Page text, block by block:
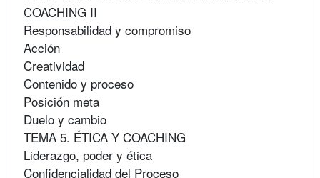
COACHING II
Responsabilidad y compromiso
Acción
Creatividad
Contenido y proceso
Posición meta
Duelo y cambio
TEMA 5. ÉTICA Y COACHING
Liderazgo, poder y ética
Confidencialidad del Proceso